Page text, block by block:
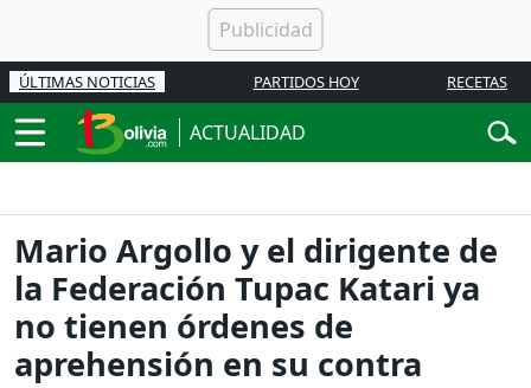
ÚLTIMAS NOTICIAS PARTIDOS HOY RECETAS
ACTUALIDAD
Mario Argollo y el dirigente de
la Federación Tupac Katari ya
no tienen órdenes de
aprehensión en su contra